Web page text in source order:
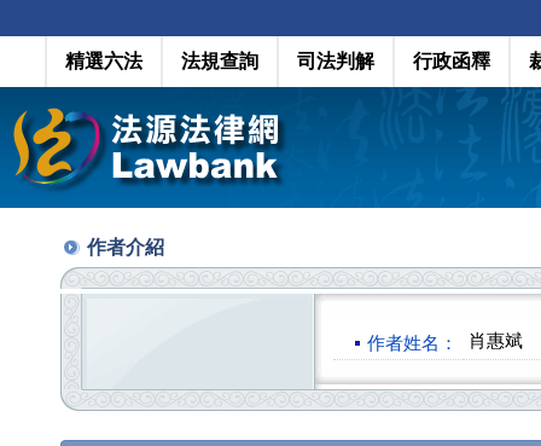
精選六法 法規查詢 司法判解 行政函釋
作者介紹
作者姓名： 肖惠斌